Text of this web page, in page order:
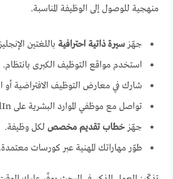
منهجية للوصول إلى الوظيفة المناسبة.
جهّزسيرة ذاتية احترافية باللغتين
استخدم مواقع التوظيف الكبرى بانتظام.
شارك في معارض التوظيف الافتراضية أو
تواصل مع موظفي الموارد البشرية على LinkedIn.
جهّزخطاب تقديم مخصص لكل وظيفة.
طوّر مهاراتك المهنية عبر كورسات معتمدة.